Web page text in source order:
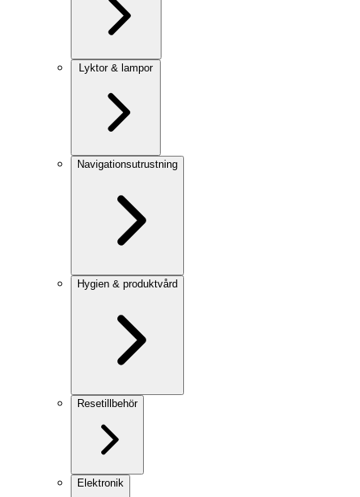
Lyktor & lampor
Navigationsutrustning
Hygien & produktvård
Resetillbehör
Elektronik